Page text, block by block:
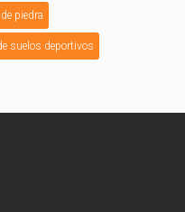
piedra
suelos deportivos